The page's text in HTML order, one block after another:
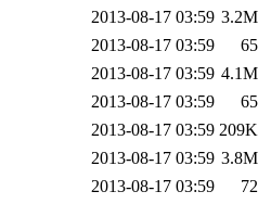
2013-08-17 03:59 3.2M
2013-08-17 03:59
65
2013-08-17 03:59 4.1M
2013-08-17 03:59
65
2013-08-17 03:59 209K
2013-08-17 03:59 3.8M
2013-08-17 03:59
72